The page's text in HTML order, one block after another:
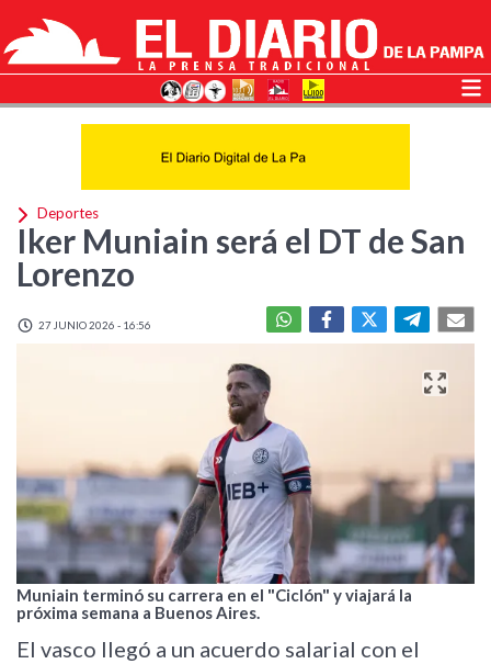
Deportes
Iker Muniain será el DT de San
Lorenzo
27 JUNIO 2026 - 16:56
Muniain terminó su carrera en el "Ciclón" y viajará la
próxima semana a Buenos Aires.
El vasco llegó a un acuerdo salarial con el